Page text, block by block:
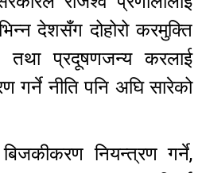
देशसँग दोहोरो करमुक्ति
तथा प्रदूषणजन्य करलाई
गर्ने नीति पनि अघि सारेको
नियन्त्रण गर्ने,